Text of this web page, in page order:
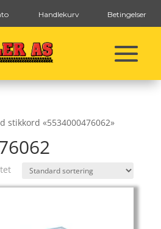
Handlekurv Betingelser
stikkord «5534000476062»